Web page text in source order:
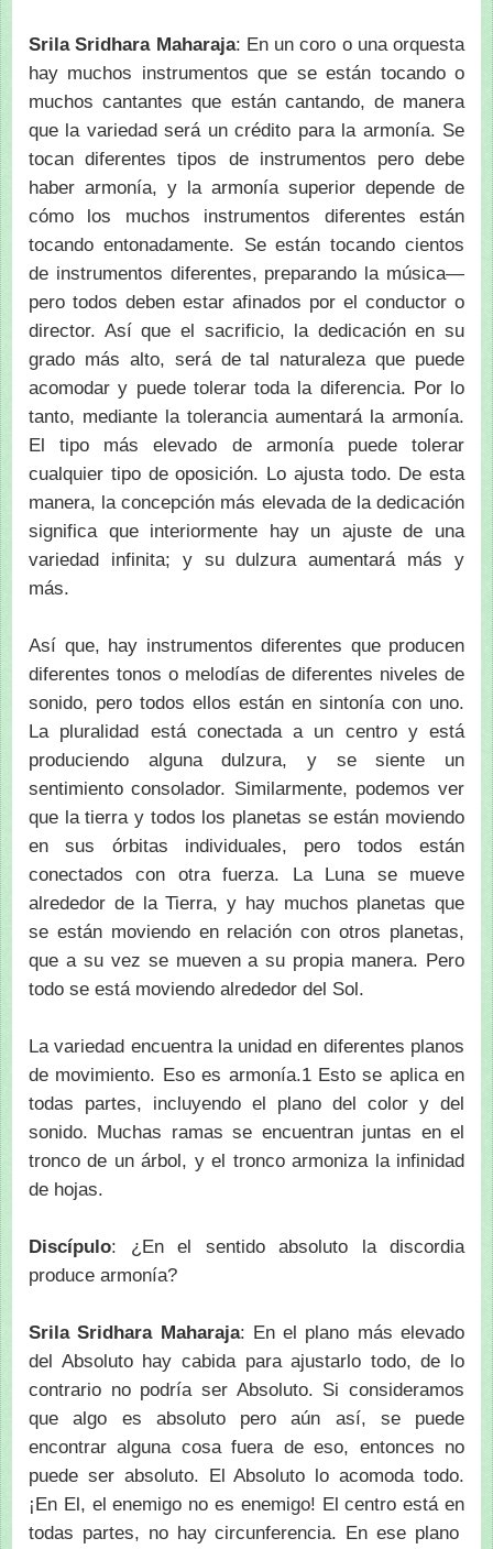
Srila Sridhara Maharaja: En un coro o una orquesta
hay muchos instrumentos que se están tocando o
muchos cantantes que están cantando, de manera
que la variedad será un crédito para la armonía. Se
tocan diferentes tipos de instrumentos pero debe
haber armonía, y la armonía superior depende de
cómo los muchos instrumentos diferentes están
tocando entonadamente. Se están tocando cientos
de instrumentos diferentes, preparando la música—
pero todos deben estar afinados por el conductor o
director. Así que el sacrificio, la dedicación en su
grado más alto, será de tal naturaleza que puede
acomodar y puede tolerar toda la diferencia. Por lo
tanto, mediante la tolerancia aumentará la armonía.
El tipo más elevado de armonía puede tolerar
cualquier tipo de oposición. Lo ajusta todo. De esta
manera, la concepción más elevada de la dedicación
significa que interiormente hay un ajuste de una
variedad infinita; y su dulzura aumentará más y
más.
Así que, hay instrumentos diferentes que producen
diferentes tonos o melodías de diferentes niveles de
sonido, pero todos ellos están en sintonía con uno.
La pluralidad está conectada a un centro y está
produciendo alguna dulzura, y se siente un
sentimiento consolador. Similarmente, podemos ver
que la tierra y todos los planetas se están moviendo
en sus órbitas individuales, pero todos están
conectados con otra fuerza. La Luna se mueve
alrededor de la Tierra, y hay muchos planetas que
se están moviendo en relación con otros planetas,
que a su vez se mueven a su propia manera. Pero
todo se está moviendo alrededor del Sol.
La variedad encuentra la unidad en diferentes planos
de movimiento. Eso es armonía.1 Esto se aplica en
todas partes, incluyendo el plano del color y del
sonido. Muchas ramas se encuentran juntas en el
tronco de un árbol, y el tronco armoniza la infinidad
de hojas.
Discípulo: ¿En el sentido absoluto la discordia
produce armonía?
Srila Sridhara Maharaja: En el plano más elevado
del Absoluto hay cabida para ajustarlo todo, de lo
contrario no podría ser Absoluto. Si consideramos
que algo es absoluto pero aún así, se puede
encontrar alguna cosa fuera de eso, entonces no
puede ser absoluto. El Absoluto lo acomoda todo.
¡En El, el enemigo no es enemigo! El centro está en
todas partes, no hay circunferencia. En ese plano